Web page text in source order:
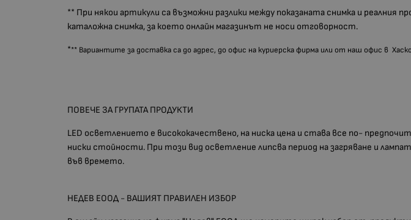
** При някои артикули са възможни разлики между показаната снимка и реалния
каталожна снимка, за което онлайн магазинът не носи отговорност.
*** Вариантите за доставка са до адрес, до офис на куриерска фирма или от наш офис в
ПОВЕЧЕ ЗА ГРУПАТА ПРОДУКТИ
LED осветлението е висококачествено, на ниска цена и става все по-
ниски стойности. При този вид осветление липсва период на загряване и
във времето.
НЕДЕВ ЕООД - ВАШИЯТ ПРАВИЛЕН ИЗБОР